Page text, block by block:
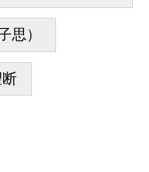
思）
断